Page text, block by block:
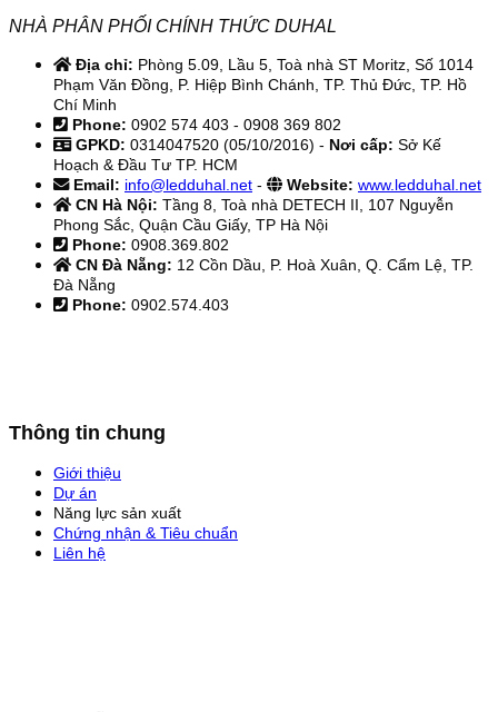
NHÀ PHÂN PHỐI CHÍNH THỨC DUHAL
Địa chỉ: Phòng 5.09, Lầu 5, Toà nhà ST Moritz, Số 1014
Phạm Văn Đồng, P. Hiệp Bình Chánh, TP. Thủ Đức, TP. Hồ
Chí Minh
Phone: 0902 574 403 - 0908 369 802
GPKD: 0314047520 (05/10/2016) - Nơi cấp: Sở Kế
Hoạch & Đầu Tư TP. HCM
Email: info@ledduhal.net - Website: www.ledduhal.net
CN Hà Nội: Tầng 8, Toà nhà DETECH II, 107 Nguyễn
Phong Sắc, Quận Cầu Giấy, TP Hà Nội
Phone: 0908.369.802
CN Đà Nẵng: 12 Cồn Dầu, P. Hoà Xuân, Q. Cẩm Lệ, TP.
Đà Nẵng
Phone: 0902.574.403
Thông tin chung
Giới thiệu
Dự án
Năng lực sản xuất
Chứng nhận & Tiêu chuẩn
Liên hệ